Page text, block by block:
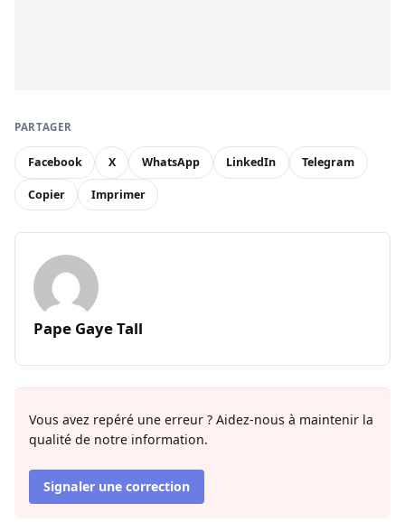
PARTAGER
Facebook X WhatsApp LinkedIn Telegram
Copier Imprimer
Pape Gaye Tall
Vous avez repéré une erreur ? Aidez-nous à maintenir la
qualité de notre information.
Signaler une correction